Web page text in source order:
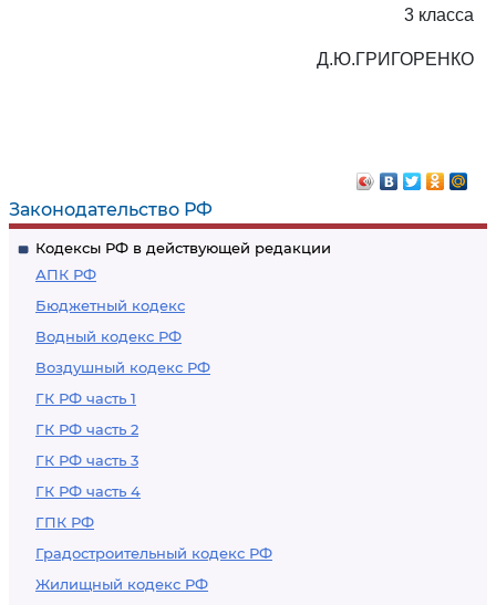
Законодательство РФ
Кодексы РФ в действующей редакции
АПК РФ
Бюджетный кодекс
Водный кодекс РФ
Воздушный кодекс РФ
ГК РФ часть 1
ГК РФ часть 2
ГК РФ часть 3
ГК РФ часть 4
ГПК РФ
Градостроительный кодекс РФ
Жилищный кодекс РФ
3 класса
Д.Ю.ГРИГОРЕНКО